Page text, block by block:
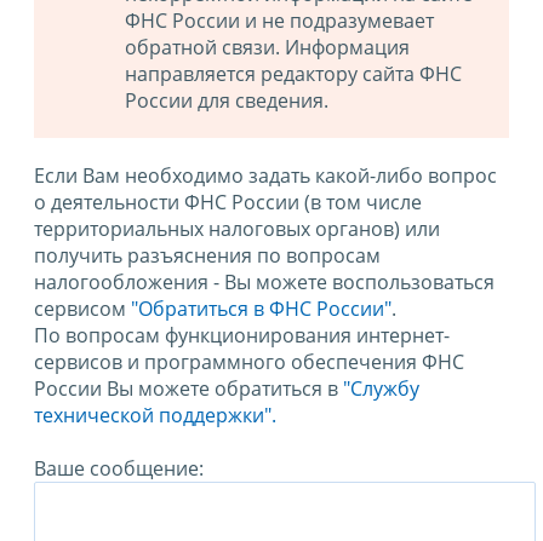
ФНС России и не подразумевает
обратной связи. Информация
направляется редактору сайта ФНС
России для сведения.
Если Вам необходимо задать какой-либо вопрос
о деятельности ФНС России (в том числе
территориальных налоговых органов) или
получить разъяснения по вопросам
налогообложения - Вы можете воспользоваться
сервисом "Обратиться в ФНС России".
По вопросам функционирования интернет-
сервисов и программного обеспечения ФНС
России Вы можете обратиться в "Службу
технической поддержки".
Ваше сообщение: